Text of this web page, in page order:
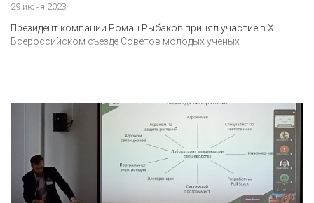
29 июня 2023
Президент компании Роман Рыбаков принял участие в XI
Всероссийском съезде Советов молодых ученых